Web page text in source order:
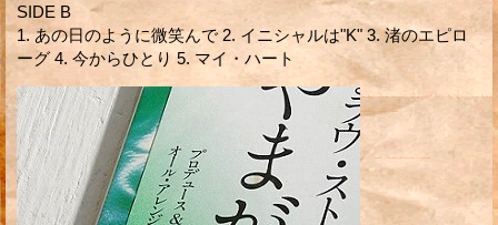
SIDE B
1. あの日のように微笑んで 2. イニシャルは"K" 3. 渚のエピロ
ーグ 4. 今からひとり 5. マイ・ハート